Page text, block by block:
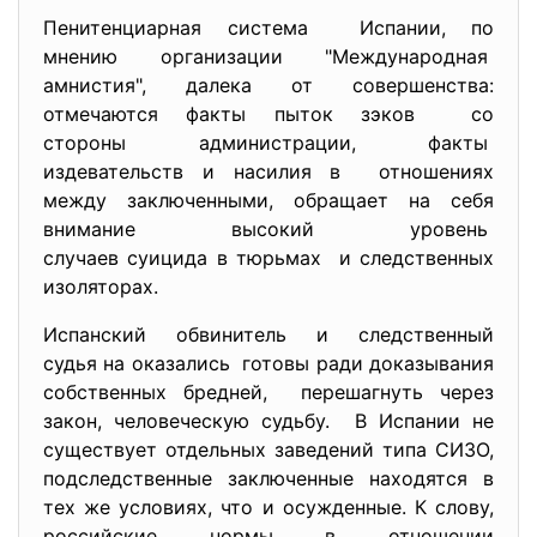
Пенитенциарная система Испании, по
мнению организации "Международная
амнистия", далека от совершенства:
отмечаются факты пыток зэков со
стороны администрации, факты
издевательств и насилия в отношениях
между заключенными, обращает на себя
внимание высокий уровень
случаев суицида в тюрьмах и следственных
изоляторах.
Испанский обвинитель и следственный
судья на оказались готовы ради доказывания
собственных бредней, перешагнуть через
закон, человеческую судьбу. В Испании не
существует отдельных заведений типа СИЗО,
подследственные заключенные находятся в
тех же условиях, что и осужденные. К слову,